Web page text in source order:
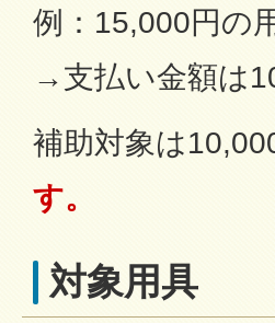
例：15,000円の
→支払い金額は
補助対象は
す。
対象用具